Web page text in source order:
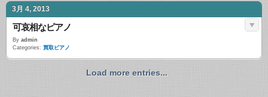
3月 4, 2013
可哀相なピアノ
By admin
Categories: 買取ピアノ
Load more entries...